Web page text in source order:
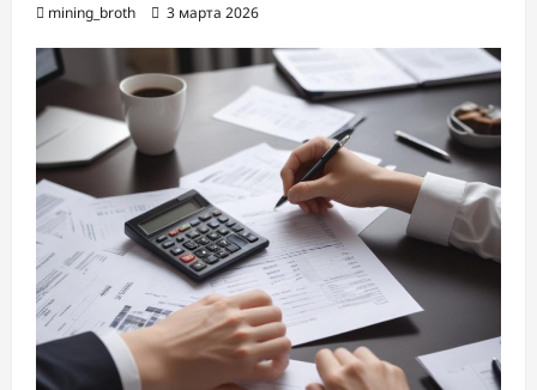
mining_broth 3 марта 2026